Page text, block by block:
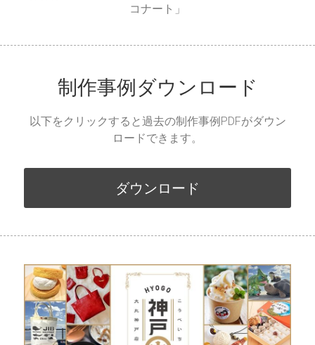
つくったキャラクター
つくった世界
おおはらつかさ
gallery_1
gallery_2
gallery_3
コナート」
制作事例ダウンロード
以下をクリックすると過去の制作事例PDFがダウン
ロードできます。
ダウンロード